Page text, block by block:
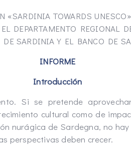
«SARDINIA TOWARDS
DEPARTAMENTO REGIONAL
DE SARDINIA Y EL BANCO DE
INFORME
Introducción
Si se pretende
cultural como de
nurágica de Sardegna, no
perspectivas deben crecer.